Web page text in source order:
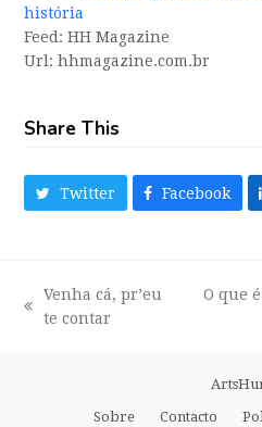
história
Feed: HH Magazine
Url: hhmagazine.com.br
Share This
Twitter Facebook
previous
Venha cá, pr’eu
te contar
O que
Sobre
Contacto